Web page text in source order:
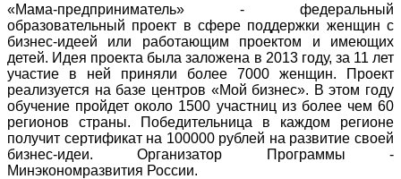
«Мама-предприниматель» - федеральный
образовательный проект в сфере поддержки женщин с
бизнес-идеей или работающим проектом и имеющих
детей. Идея проекта была заложена в 2013 году, за 11 лет
участие в ней приняли более 7000 женщин. Проект
реализуется на базе центров «Мой бизнес». В этом году
обучение пройдет около 1500 участниц из более чем 60
регионов страны. Победительница в каждом регионе
получит сертификат на 100000 рублей на развитие своей
бизнес-идеи. Организатор Программы -
Минэкономразвития России.